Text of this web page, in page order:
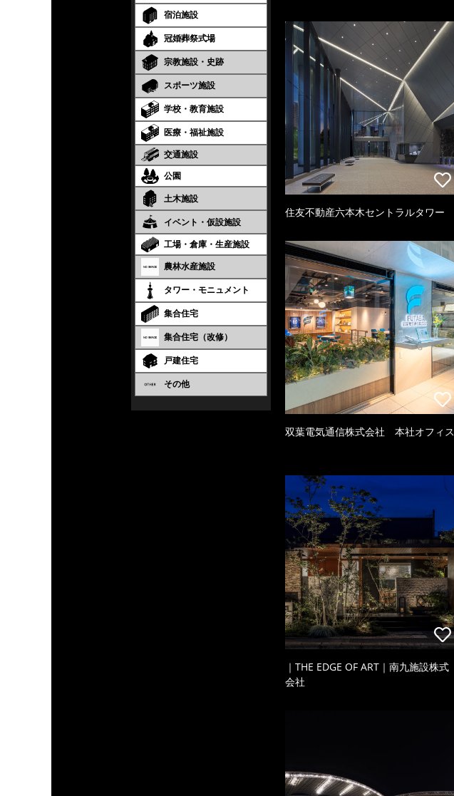
宿泊施設
冠婚葬祭式場
宗教施設・史跡
スポーツ施設
学校・教育施設
医療・福祉施設
交通施設
公園
土木施設
イベント・仮設施設
工場・倉庫・生産施設
農林水産施設
タワー・モニュメント
集合住宅
集合住宅（改修）
戸建住宅
その他
住友不動産六本木セントラルタワー
双葉電気通信株式会社 本社オフィス
｜THE EDGE OF ART｜南九施設株式
会社